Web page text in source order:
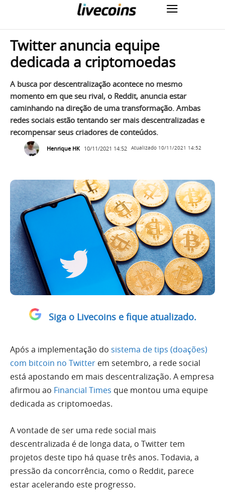
Twitter anuncia equipe
dedicada a criptomoedas
A busca por descentralização acontece no mesmo
momento em que seu rival, o Reddit, anuncia estar
caminhando na direção de uma transformação. Ambas
redes sociais estão tentando ser mais descentralizadas e
recompensar seus criadores de conteúdos.
Henrique HK 10/11/2021 14:52 Atualizado 10/11/2021 14:52
Siga o Livecoins e fique atualizado.
Após a implementação do sistema de tips (doações)
com bitcoin no Twitter em setembro, a rede social
está apostando em mais descentralização. A empresa
afirmou ao Financial Times que montou uma equipe
dedicada as criptomoedas.
A vontade de ser uma rede social mais
descentralizada é de longa data, o Twitter tem
projetos deste tipo há quase três anos. Todavia, a
pressão da concorrência, como o Reddit, parece
estar acelerando este progresso.